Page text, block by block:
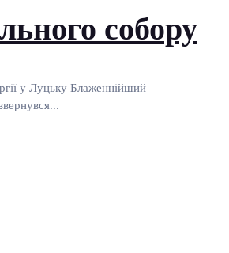
собору
у Луцьку Блаженнійший